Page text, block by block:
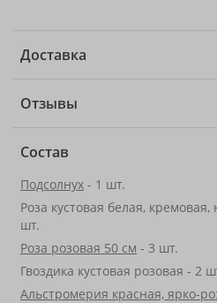
Доставка
Отзывы
Состав
Подсолнух - 1 шт.
Роза кустовая белая,
шт.
Роза розовая 50 см - 3 шт.
Гвоздика кустовая розовая - 2
Альстромерия красная, ярко-